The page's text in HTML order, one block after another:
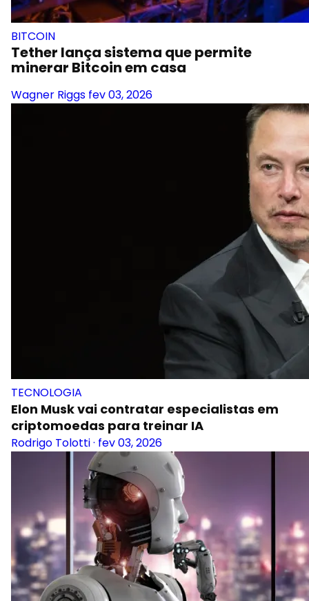
BITCOIN
Tether lança sistema que permite
minerar Bitcoin em casa
Wagner Riggs fev 03, 2026
TECNOLOGIA
Elon Musk vai contratar especialistas em
criptomoedas para treinar IA
Rodrigo Tolotti· fev 03, 2026